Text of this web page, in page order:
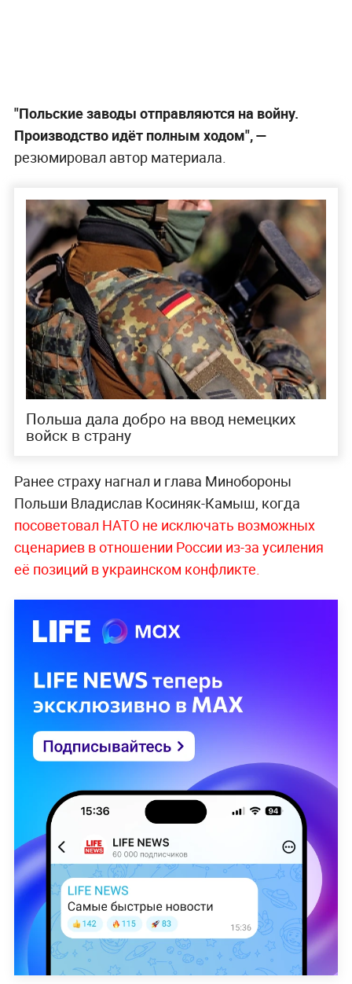
"Польские заводы отправляются на войну.
Производство идёт полным ходом", —
резюмировал автор материала.
Польша дала добро на ввод немецких
войск в страну
Ранее страху нагнал и глава Минобороны
Польши Владислав Косиняк-Камыш, когда
посоветовал НАТО не исключать возможных
сценариев в отношении России из-за усиления
её позиций в украинском конфликте.